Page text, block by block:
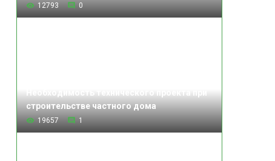
12793 0
строительстве частного дома
19657 1